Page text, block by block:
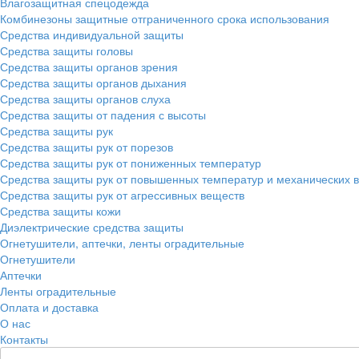
Комбинезоны защитные отграниченного срока использования
Средства индивидуальной защиты
Средства защиты головы
Средства защиты органов зрения
Средства защиты органов дыхания
Средства защиты органов слуха
Средства защиты от падения с высоты
Средства защиты рук
Средства защиты рук от порезов
Средства защиты рук от пониженных температур
Средства защиты рук от повышенных температур и механических
Средства защиты рук от агрессивных веществ
Средства защиты кожи
Диэлектрические средства защиты
Огнетушители, аптечки, ленты оградительные
Огнетушители
Аптечки
Ленты оградительные
Оплата и доставка
О нас
Контакты